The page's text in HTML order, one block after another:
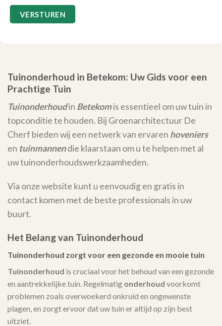
Tuinonderhoud in Betekom: Uw Gids voor een
Prachtige Tuin
Tuinonderhoudin Betekomis essentieel om uw tuin in
topconditie te houden. Bij Groenarchitectuur De
Cherf bieden wij een netwerk van ervaren hoveniers
en tuinmannendie klaarstaan om u te helpen met al
uw tuinonderhoudswerkzaamheden.
Via onze website kunt u eenvoudig en gratis in
contact komen met de beste professionals in uw
buurt.
Het Belang van Tuinonderhoud
Tuinonderhoud zorgt voor een gezonde en mooie tuin
Tuinonderhoud is cruciaal voor het behoud van een gezonde
en aantrekkelijke tuin. Regelmatig onderhoud voorkomt
problemen zoals overwoekerd onkruid en ongewenste
plagen, en zorgt ervoor dat uw tuin er altijd op zijn best
uitziet.